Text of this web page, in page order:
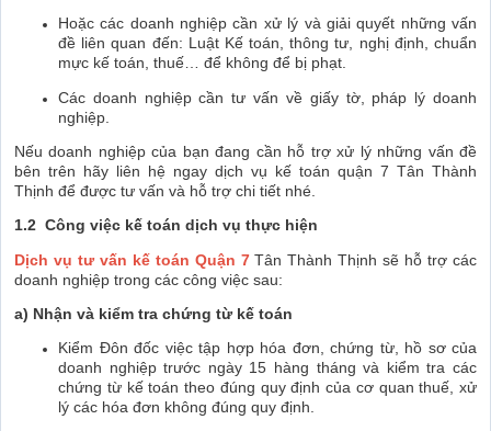
Hoặc các doanh nghiệp cần xử lý và giải quyết những vấn
đề liên quan đến: Luật Kế toán, thông tư, nghị định, chuẩn
mực kế toán, thuế… để không để bị phạt.
Các doanh nghiệp cần tư vấn về giấy tờ, pháp lý doanh
nghiệp.
Nếu doanh nghiệp của bạn đang cần hỗ trợ xử lý những vấn đề
bên trên hãy liên hệ ngay dịch vụ kế toán quận 7 Tân Thành
Thịnh để được tư vấn và hỗ trợ chi tiết nhé.
1.2 Công việc kế toán dịch vụ thực hiện
Dịch vụ tư vấn kế toán Quận 7Tân Thành Thịnh sẽ hỗ trợ các
doanh nghiệp trong các công việc sau:
a) Nhận và kiểm tra chứng từ kế toán
Kiểm Đôn đốc việc tập hợp hóa đơn, chứng từ, hồ sơ của
doanh nghiệp trước ngày 15 hàng tháng và kiểm tra các
chứng từ kế toán theo đúng quy định của cơ quan thuế, xử
lý các hóa đơn không đúng quy định.